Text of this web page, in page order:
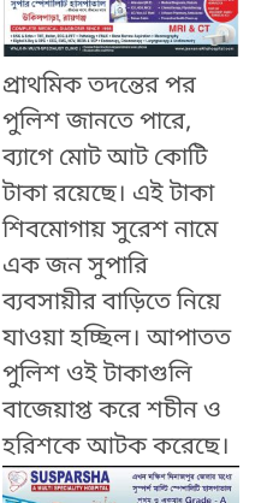
প্রাথমিক তদন্তের পর
পুলিশ জানতে পারে,
ব্যাগে মোট আট কোটি
টাকা রয়েছে। এই টাকা
শিবমোগায় সুরেশ নামে
এক জন সুপারি
ব্যবসায়ীর বাড়িতে নিয়ে
যাওয়া হচ্ছিল। আপাতত
পুলিশ ওই টাকাগুলি
বাজেয়াপ্ত করে শচীন ও
হরিশকে আটক করেছে।